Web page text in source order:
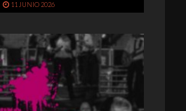
11 JUNIO 2026